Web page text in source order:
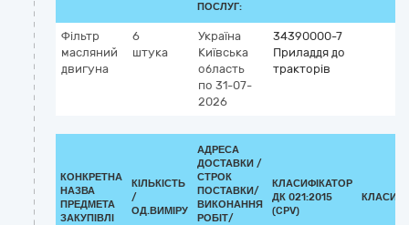
ПОСЛУГ:
Фільтр
масляний
двигуна
6
штука
Україна
Київська
область
по 31-07-
2026
34390000-7
Приладдя до
тракторів
КОНКРЕТНА
НАЗВА
ПРЕДМЕТА
ЗАКУПІВЛІ
КІЛЬКІСТЬ
/
ОД.ВИМІРУ
АДРЕСА
ДОСТАВКИ /
СТРОК
ПОСТАВКИ/
ВИКОНАННЯ
РОБІТ/
КЛАСИФІКАТОР
ДК 021:2015
(CPV)